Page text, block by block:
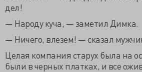
дел!
— Народу куча, — заметил Димка.
— Ничего, влезем! — сказал
Целая компания старух была на
были в черных платках, и все